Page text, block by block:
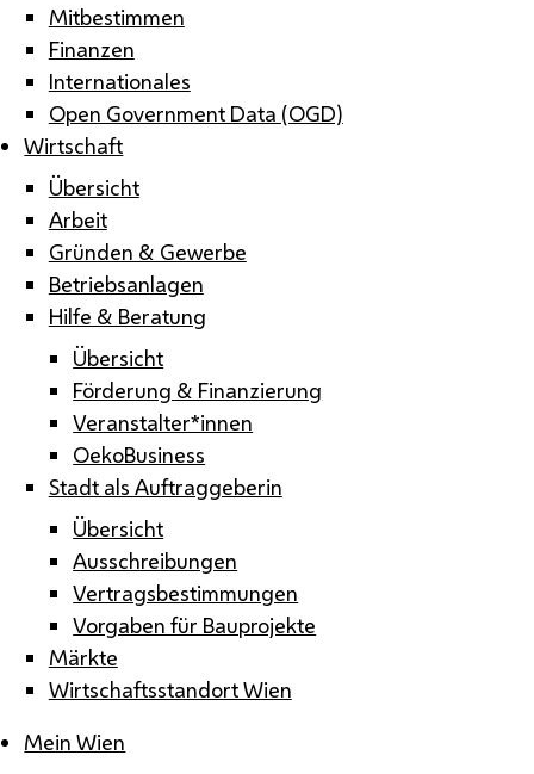
Mitbestimmen
Finanzen
Internationales
Open Government Data (OGD)
Wirtschaft
Übersicht
Arbeit
Gründen & Gewerbe
Betriebsanlagen
Hilfe & Beratung
Übersicht
Förderung & Finanzierung
Veranstalter*innen
OekoBusiness
Stadt als Auftraggeberin
Übersicht
Ausschreibungen
Vertragsbestimmungen
Vorgaben für Bauprojekte
Märkte
Wirtschaftsstandort Wien
Mein Wien